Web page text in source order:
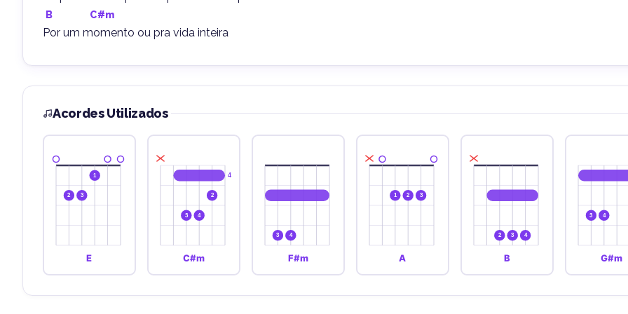
B C#m
Por um momento ou pra vida inteira
Acordes Utilizados
2 3
1
E
4
3 4
2
C#m
3 4
F#m
1 2 3
A
2 3 4
B
3 4
G#m